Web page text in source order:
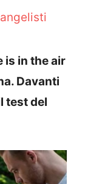
is in the air
Davanti
test del